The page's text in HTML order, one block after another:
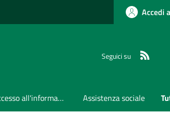
Accedi
Seguici su
Accesso all'informazione Assistenza sociale